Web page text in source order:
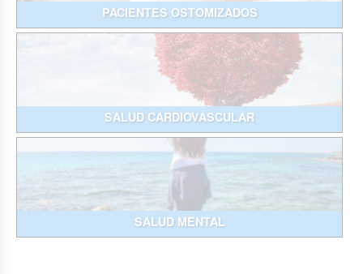
PACIENTES OSTOMIZADOS
SALUD CARDIOVASCULAR
SALUD MENTAL